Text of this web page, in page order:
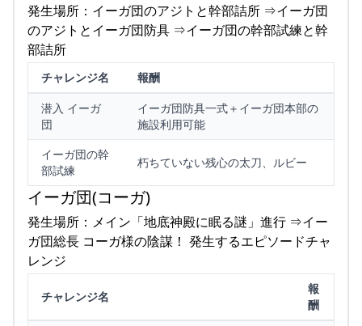
発生場所：イーガ団のアジトと幹部詰所 ⇒イーガ団
のアジトとイーガ団防具 ⇒イーガ団の幹部試練と幹
部詰所
チャレンジ名
報酬
潜入 イーガ
団
イーガ団防具一式＋イーガ団本部の
施設利用可能
イーガ団の幹
部試練
朽ちていない残心の太刀、ルビー
イーガ団(コーガ)
発生場所：メイン「地底神殿に眠る謎」進行 ⇒イー
ガ団総長 コーガ様の陰謀！ 発生するエピソードチャ
レンジ
チャレンジ名
報
酬